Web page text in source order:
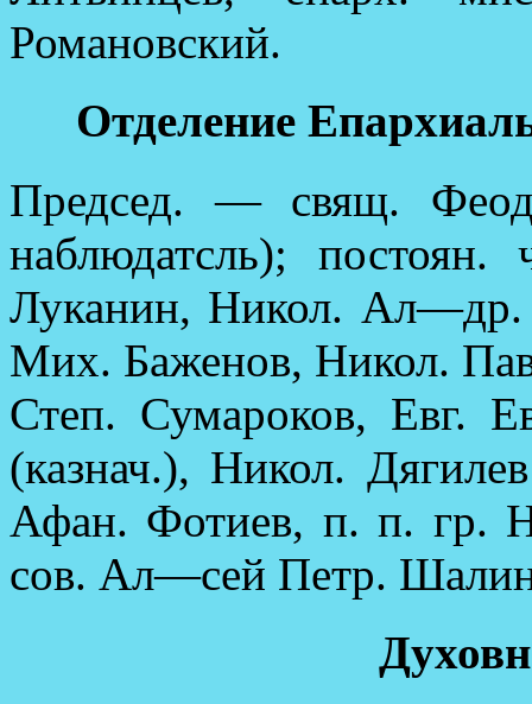
Романовский.
Отделение
Председ. — свящ.
наблюдатсль);
Луканин, Никол.
Мих. Баженов, Никол.
Степ. Сумароков, Евг.
(казнач.), Никол.
Афан. Фотиев, п. п. гр.
сов. Ал—сей Петр.